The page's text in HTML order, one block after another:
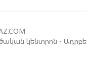
կենտրոն -